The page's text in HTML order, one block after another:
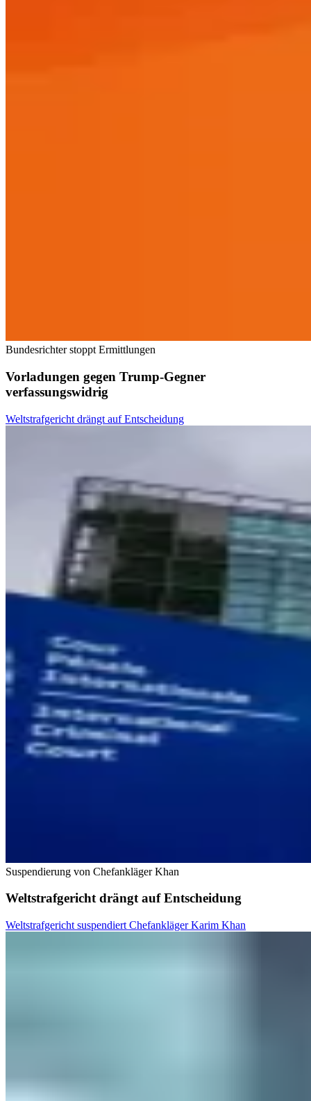
Bundesrichter stoppt Ermittlungen
Vorladungen gegen Trump-Gegner
verfassungswidrig
Weltstrafgericht drängt auf Entscheidung
Suspendierung von Chefankläger Khan
Weltstrafgericht drängt auf Entscheidung
Weltstrafgericht suspendiert Chefankläger Karim Khan